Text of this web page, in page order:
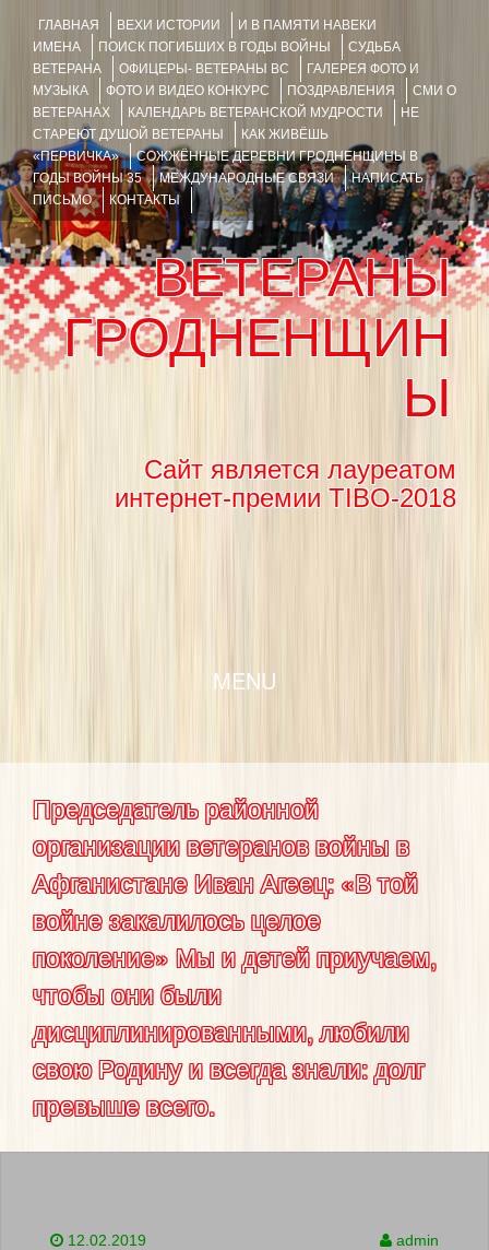
ГЛАВНАЯ ВЕХИ ИСТОРИИ
И В ПАМЯТИ НАВЕКИ
ИМЕНА
ПОИСК ПОГИБШИХ В ГОДЫ ВОЙНЫ
СУДЬБА
ВЕТЕРАНА
ОФИЦЕРЫ- ВЕТЕРАНЫ ВС
ГАЛЕРЕЯ ФОТО И
МУЗЫКА
ФОТО И ВИДЕО КОНКУРС ПОЗДРАВЛЕНИЯ
СМИ О
ВЕТЕРАНАХ
КАЛЕНДАРЬ ВЕТЕРАНСКОЙ МУДРОСТИ
НЕ
СТАРЕЮТ ДУШОЙ ВЕТЕРАНЫ
КАК ЖИВЁШЬ
«ПЕРВИЧКА»
СОЖЖЁННЫЕ ДЕРЕВНИ ГРОДНЕНЩИНЫ В
ГОДЫ ВОЙНЫ 35
МЕЖДУНАРОДНЫЕ СВЯЗИ
НАПИСАТЬ
ПИСЬМО
КОНТАКТЫ
ВЕТЕРАНЫ
ГРОДНЕНЩИН
Ы
Сайт является лауреатом
интернет-премии TIBO-2018
MENU
Председатель районной
организации ветеранов войны в
Афганистане Иван Агеец: «В той
войне закалилось целое
поколение» Мы и детей приучаем,
чтобы они были
дисциплинированными, любили
свою Родину и всегда знали: долг
превыше всего.
12.02.2019 admin